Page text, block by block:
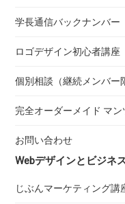
学長通信バックナンバー
ロゴデザイン初心者講座
個別相談（継続メンバー
完全オーダーメイド マ
お問い合わせ
Webデザインとビジネ
じぶんマーケティング講